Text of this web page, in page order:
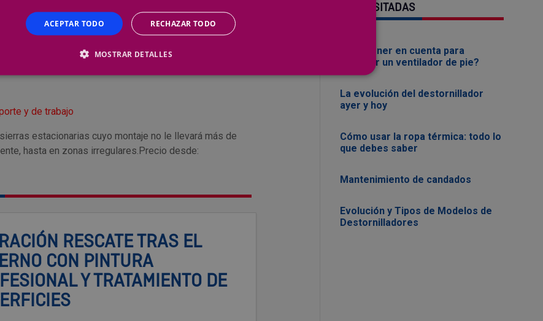
y de trabajo
estacionarias cuyo montaje no le llevará más de
hasta en zonas irregulares.Precio desde:
RESCATE TRAS EL
CON PINTURA
Y TRATAMIENTO DE
MÁS VISITADAS
¿Que tener en cuenta para
comprar un ventilador de pie?
La evolución del destornillador
ayer y hoy
Cómo usar la ropa térmica: todo lo
que debes saber
Mantenimiento de candados
Evolución y Tipos de Modelos de
Destornilladores
ACEPTAR TODO RECHAZAR TODO
MOSTRAR DETALLES